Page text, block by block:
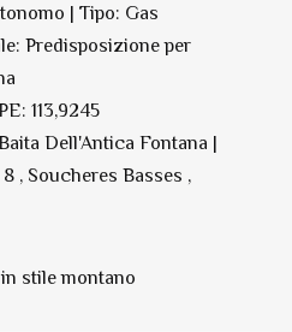
| Tipo: Gas
Predisposizione per
113,9245
Dell'Antica Fontana |
, Soucheres Basses ,